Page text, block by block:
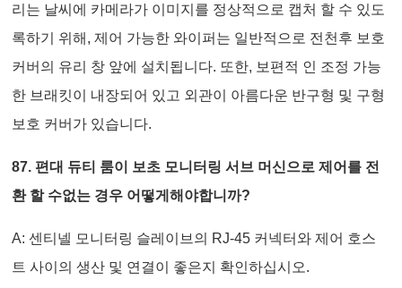
리는 날씨에 카메라가 이미지를 정상적으로 캡처 할 수 있도
록하기 위해, 제어 가능한 와이퍼는 일반적으로 전천후 보호
커버의 유리 창 앞에 설치됩니다. 또한, 보편적 인 조정 가능
한 브래킷이 내장되어 있고 외관이 아름다운 반구형 및 구형
보호 커버가 있습니다.
87. 편대 듀티 룸이 보초 모니터링 서브 머신으로 제어를 전
환 할 수없는 경우 어떻게해야합니까?
A: 센티넬 모니터링 슬레이브의 RJ-45 커넥터와 제어 호스
트 사이의 생산 및 연결이 좋은지 확인하십시오.